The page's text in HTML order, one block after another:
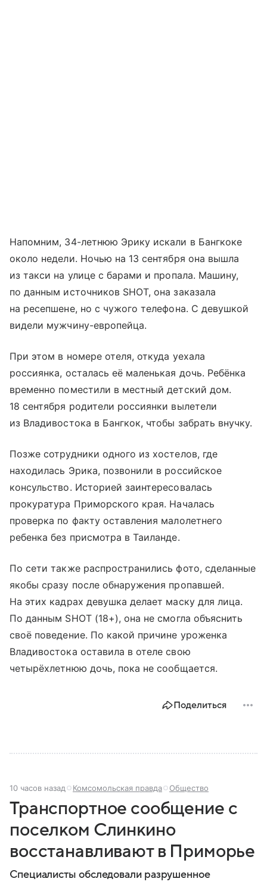
Напомним, 34-летнюю Эрику искали в Бангкоке
около недели. Ночью на 13 сентября она вышла
из такси на улице с барами и пропала. Машину,
по данным источников SHOT, она заказала
на ресепшене, но с чужого телефона. С девушкой
видели мужчину-европейца.
При этом в номере отеля, откуда уехала
россиянка, осталась её маленькая дочь. Ребёнка
временно поместили в местный детский дом.
18 сентября родители россиянки вылетели
из Владивостока в Бангкок, чтобы забрать внучку.
Позже сотрудники одного из хостелов, где
находилась Эрика, позвонили в российское
консульство. Историей заинтересовалась
прокуратура Приморского края. Началась
проверка по факту оставления малолетнего
ребенка без присмотра в Таиланде.
По сети также распространились фото, сделанные
якобы сразу после обнаружения пропавшей.
На этих кадрах девушка делает маску для лица.
По данным SHOT (18+), она не смогла объяснить
своё поведение. По какой причине уроженка
Владивостока оставила в отеле свою
четырёхлетнюю дочь, пока не сообщается.
Поделиться
10 часов назад Комсомольская правда Общество
Транспортное сообщение с
поселком Слинкино
восстанавливают в Приморье
Специалисты обследовали разрушенное